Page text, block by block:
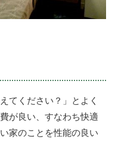
てください？」とよく
が良い、すなわち快適
家のことを性能の良い